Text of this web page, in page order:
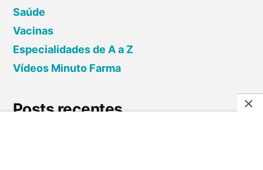
Saúde
Vacinas
Especialidades de A a Z
Vídeos Minuto Farma
Posts recentes